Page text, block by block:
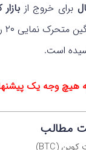
برای خروج از
هیچ وجه یک
مطالب